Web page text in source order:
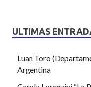
ULTIMAS
Luan Toro
Argentina